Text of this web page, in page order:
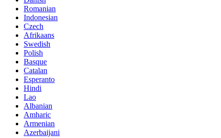
Romanian
Indonesian
Czech
Afrikaans
Swedish
Polish
Basque
Catalan
Esperanto
Hindi
Lao
Albanian
Amharic
Armenian
Azerbaijani